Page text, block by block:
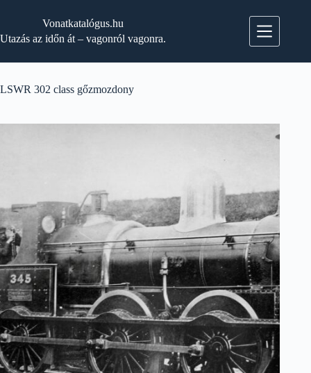
Vonatkatalógus.hu
Utazás az időn át – vagonról vagonra.
LSWR 302 class gőzmozdony